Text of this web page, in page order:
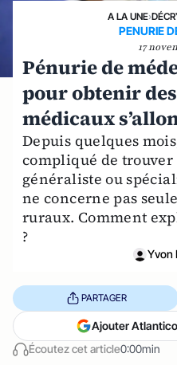
A LA UNE›
PENURIE
17
Pénurie de
pour obtenir
médicaux
Depuis quelques
compliqué de
généraliste ou
ne concerne pas
ruraux. Comment
?
Yvon
Écoutez cet article0:00min
PARTAGER
Ajouter